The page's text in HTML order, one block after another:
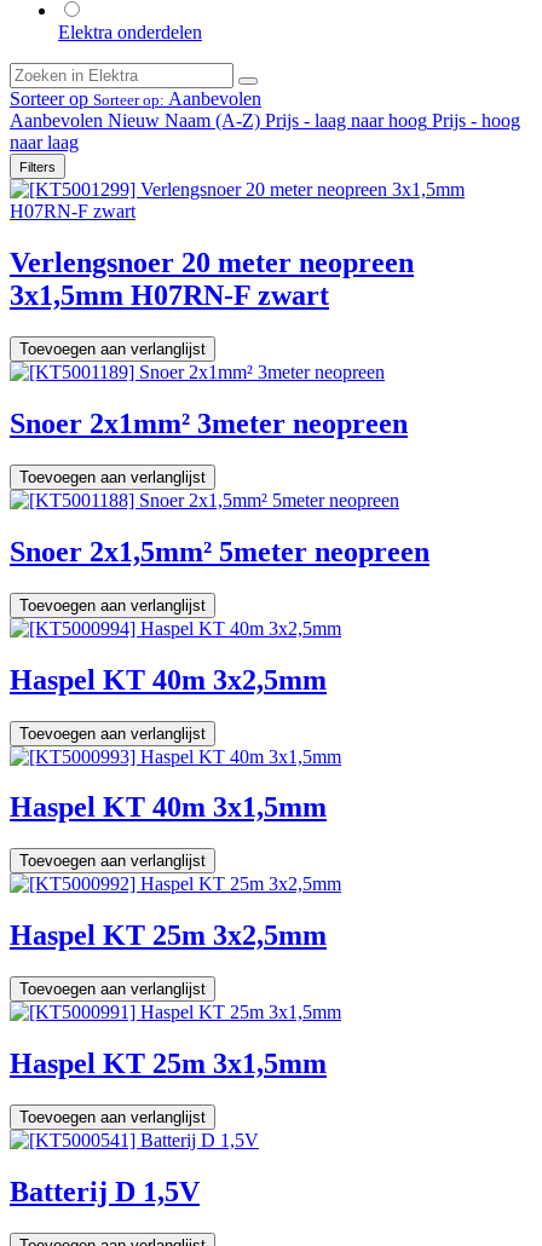
Elektra onderdelen
Sorteer op Sorteer op: Aanbevolen
Aanbevolen Nieuw Naam (A-Z) Prijs - laag naar hoog Prijs - hoog
naar laag
Filters
Verlengsnoer 20 meter neopreen
3x1,5mm H07RN-F zwart
Toevoegen aan verlanglijst
Snoer 2x1mm² 3meter neopreen
Toevoegen aan verlanglijst
Snoer 2x1,5mm² 5meter neopreen
Toevoegen aan verlanglijst
Haspel KT 40m 3x2,5mm
Toevoegen aan verlanglijst
Haspel KT 40m 3x1,5mm
Toevoegen aan verlanglijst
Haspel KT 25m 3x2,5mm
Toevoegen aan verlanglijst
Haspel KT 25m 3x1,5mm
Toevoegen aan verlanglijst
Batterij D 1,5V